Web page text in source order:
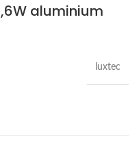
aluminium
luxtec